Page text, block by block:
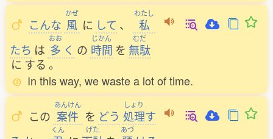
こんな
かぜ
風 に して 、
わたし
私
たち は
おお
多 く の
じかん
時間 を
むだ
無駄
に する 。
In this way, we waste a lot of time.
この
あんけん
案件 を どう
しょり
処理す
くん げた あづ